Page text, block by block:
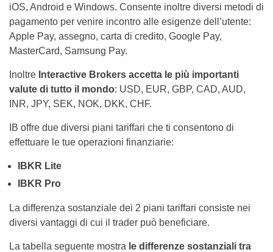
iOS, Android e Windows. Consente inoltre diversi metodi di
pagamento per venire incontro alle esigenze dell’utente:
Apple Pay, assegno, carta di credito, Google Pay,
MasterCard, Samsung Pay.
Inoltre Interactive Brokers accetta le più importanti
valute di tutto il mondo: USD, EUR, GBP, CAD, AUD,
INR, JPY, SEK, NOK, DKK, CHF.
IB offre due diversi piani tariffari che ti consentono di
effettuare le tue operazioni finanziarie:
IBKR Lite
IBKR Pro
La differenza sostanziale dei 2 piani tariffari consiste nei
diversi vantaggi di cui il trader può beneficiare.
La tabella seguente mostra le differenze sostanziali tra